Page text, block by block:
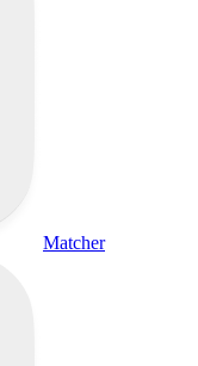
Matcher